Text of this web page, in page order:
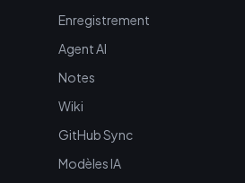
Enregistrement
Agent AI
Notes
Wiki
GitHub Sync
Modèles IA